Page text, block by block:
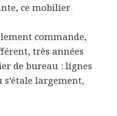
ce mobilier
commande,
très années
de bureau : lignes
largement,